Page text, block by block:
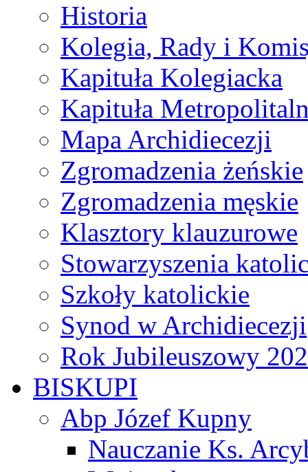
Historia
Kolegia, Rady i
Kapituła Kolegiacka
Kapituła
Mapa Archidiecezji
Zgromadzenia żeńskie
Zgromadzenia męskie
Klasztory klauzurowe
Stowarzyszenia
Szkoły katolickie
Synod w Archidiecezji
Rok Jubileuszowy
BISKUPI
Abp Józef Kupny
Nauczanie Ks.